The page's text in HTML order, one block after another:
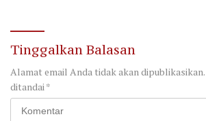
Tinggalkan Balasan
Alamat email Anda tidak akan dipublikasikan.
ditandai *